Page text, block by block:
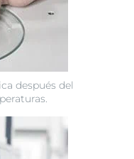
después del